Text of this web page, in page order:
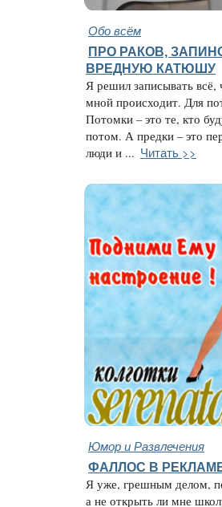
Обо всём
ПРО РАКОВ,
ВРЕДНУЮ КАТЮШУ
Я решил записывать всё,
мной происходит. Для
Потомки – это те, кто
потом. А предки – это
люди и ... Читать >>
Юмор и Развлечения
ФАЛЛОС В
Я уже, грешным делом,
а не открыть ли мне